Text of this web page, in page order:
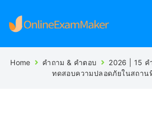
Home คำถาม & คำตอบ
2026 | 15 ค
ทดสอบความปลอดภัยในสถาน